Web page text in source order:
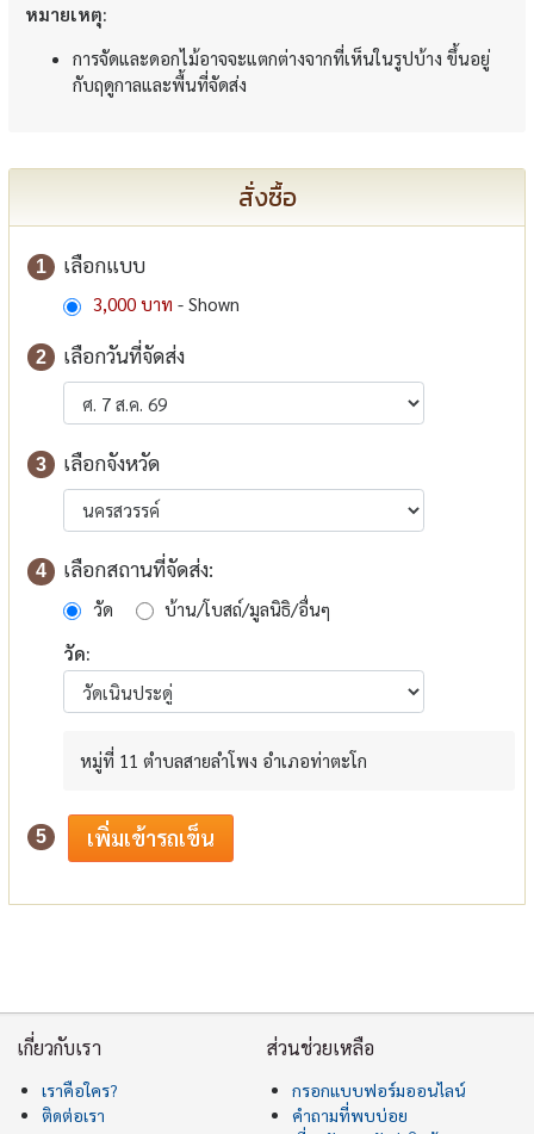
หมายเหตุ:
การจัดและดอกไม้อาจจะแตกต่างจากที่เห็นในรูปบ้าง ขึ้นอยู่
กับฤดูกาลและพื้นที่จัดส่ง
สั่งซื้อ
1 เลือกแบบ
3,000 บาท - Shown
2 เลือกวันที่จัดส่ง
3 เลือกจังหวัด
4 เลือกสถานที่จัดส่ง:
วัด
บ้าน/โบสถ์/มูลนิธิ/อื่นๆ
วัด:
หมู่ที่ 11 ตำบลสายลำโพง อำเภอท่าตะโก
5
เกี่ยวกับเรา
เราคือใคร?
ติดต่อเรา
ส่วนช่วยเหลือ
กรอกแบบฟอร์มออนไลน์
คำถามที่พบบ่อย